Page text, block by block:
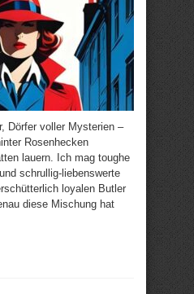
Dörfer voller Mysterien –
Rosenhecken
lauern. Ich mag toughe
schrullig-liebenswerte
loyalen Butler
diese Mischung hat